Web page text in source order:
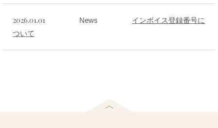
2026.01.01 News
インボイス登録番号に
ついて